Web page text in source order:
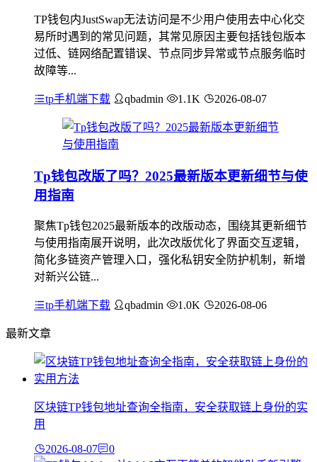
TP钱包内JustSwap无法访问是不少用户使用去中心化交
易所时遇到的常见问题，其常见原因主要包括钱包版本
过低、链网络配置错误、节点同步异常或节点服务临时
故障等...
tp手机端下载 qbadmin 1.1K 2026-08-07
Tp钱包改版了吗？2025最新版本更新细节与使
用指南
聚焦Tp钱包2025最新版本的改版动态，围绕其更新细节
与使用指南展开说明，此次改版优化了界面交互逻辑，
简化多链资产管理入口，强化私钥安全防护机制，新增
对新兴公链...
tp手机端下载 qbadmin 1.0K 2026-08-06
最新文章
区块链TP钱包地址查询全指南，安全获取链上身份的实
用
2026-08-07 0